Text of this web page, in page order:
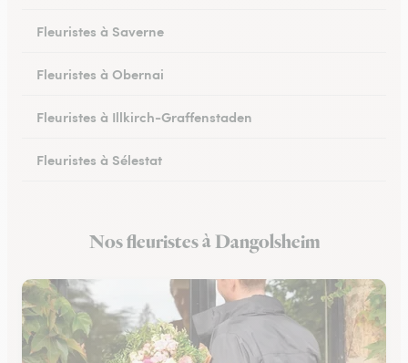
Fleuristes à Saverne
Fleuristes à Obernai
Fleuristes à Illkirch-Graffenstaden
Fleuristes à Sélestat
Fleuristes à Lingolsheim
Nos fleuristes à Dangolsheim